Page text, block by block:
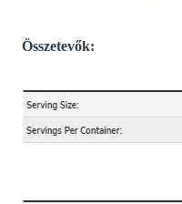
Összetevők: